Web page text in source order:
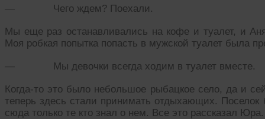
— Чего ждем? Поехали.
Мы еще раз останавливались на кофе и туалет, и
Моя робкая попытка попасть в мужской туалет была
— Мы девочки всегда ходим в туалет вместе.
Когда-то это было небольшое рыбацкое село, да и
теперь здесь стали принимать отдыхающих.
сюда только те кто знал о нем. Все это рассказал Юра.